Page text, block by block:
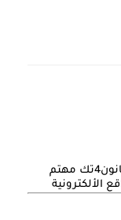
: مؤسس مدونة و موقع ليبانون4تك مهتم
الألكترونية